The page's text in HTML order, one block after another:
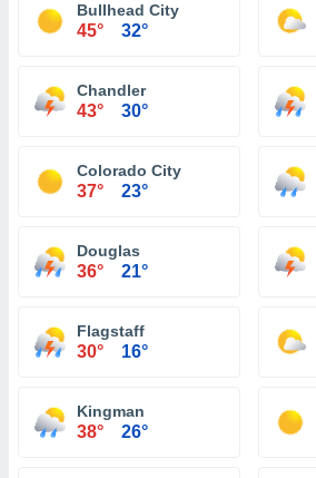
Bullhead City
45° 32°
Chandler
43° 30°
Colorado City
37° 23°
Douglas
36° 21°
Flagstaff
30° 16°
Kingman
38° 26°